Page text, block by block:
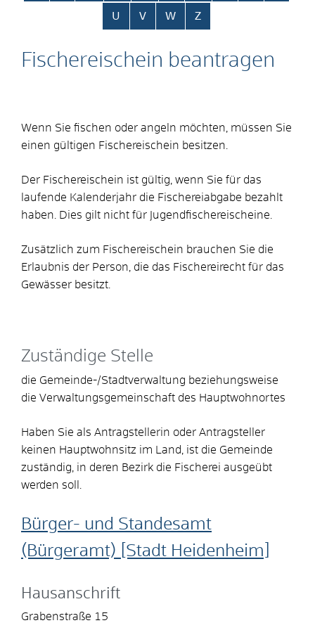
U V W Z
Fischereischein beantragen
Wenn Sie fischen oder angeln möchten, müssen Sie
einen gültigen Fischereischein besitzen.
Der Fischereischein ist gültig, wenn Sie für das
laufende Kalenderjahr die Fischereiabgabe bezahlt
haben. Dies gilt nicht für Jugendfischereischeine.
Zusätzlich zum Fischereischein brauchen Sie die
Erlaubnis der Person, die das Fischereirecht für das
Gewässer besitzt.
Zuständige Stelle
die Gemeinde-/Stadtverwaltung beziehungsweise
die Verwaltungsgemeinschaft des Hauptwohnortes
Haben Sie als Antragstellerin oder Antragsteller
keinen Hauptwohnsitz im Land, ist die Gemeinde
zuständig, in deren Bezirk die Fischerei ausgeübt
werden soll.
Bürger- und Standesamt
(Bürgeramt) [Stadt Heidenheim]
Hausanschrift
Grabenstraße 15